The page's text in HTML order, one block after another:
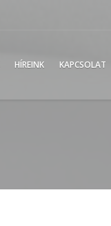
HÍREINK KAPCSOLAT